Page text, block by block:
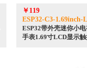
￥119
ESP32-C3-1.69inch-
ESP32带外壳迷你小
手表1.69寸LCD显示